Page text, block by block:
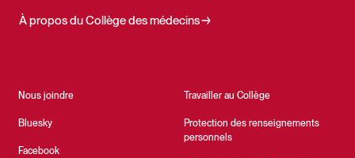
Nous joindre
Bluesky
Facebook
Travailler au Collège
Protection des renseignements
personnels
À propos du Collège des médecins